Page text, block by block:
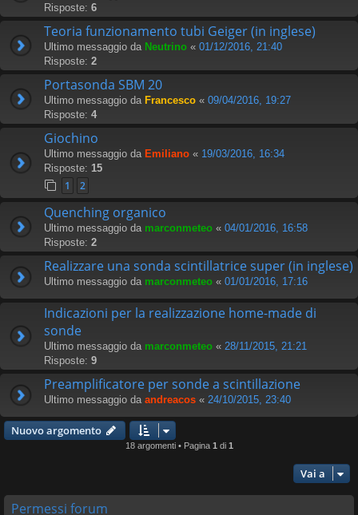
Risposte: 6
Teoria funzionamento tubi Geiger (in inglese)
Ultimo messaggio da Neutrino « 01/12/2016, 21:40
Risposte: 2
Portasonda SBM 20
Ultimo messaggio da Francesco « 09/04/2016, 19:27
Risposte: 4
Giochino
Ultimo messaggio da Emiliano « 19/03/2016, 16:34
Risposte: 15
1 2
Quenching organico
Ultimo messaggio da marconmeteo « 04/01/2016, 16:58
Risposte: 2
Realizzare una sonda scintillatrice super (in inglese)
Ultimo messaggio da marconmeteo « 01/01/2016, 17:16
Indicazioni per la realizzazione home-made di
sonde
Ultimo messaggio da marconmeteo « 28/11/2015, 21:21
Risposte: 9
Preamplificatore per sonde a scintillazione
Ultimo messaggio da andreacos « 24/10/2015, 23:40
Nuovo argomento
18 argomenti • Pagina 1 di 1
Vai a
Permessi forum